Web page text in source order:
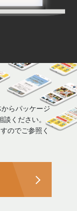
らパッケージ
ください。
のでご参照く